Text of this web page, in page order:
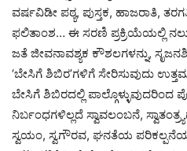
ವರ್ಷವಿಡೀ ಪಠ್ಯ, ಪುಸ್ತಕ, ಹಾಜರಾತಿ,
ಫಲಿತಾಂಶ… ಈ ಸರಣಿ ಪ್ರಕ್ರಿಯೆಯಲ್ಲಿ
ಜತೆ ಜೀವನಾವಶ್ಯಕ ಕೌಶಲಗಳನ್ನು,
‘ಬೇಸಿಗೆ ಶಿಬಿರ’ಗಳಿಗೆ ಸೇರಿಸುವುದು
ಬೇಸಿಗೆ ಶಿಬಿರದಲ್ಲಿ
ನಿರ್ಬಂಧಗಳಿಲ್ಲದೆ ಸ್ವಾವಲಂಬನೆ,
ಸ್ವಯಂ, ಸ್ವಗೌರವ, ಘನತೆಯ